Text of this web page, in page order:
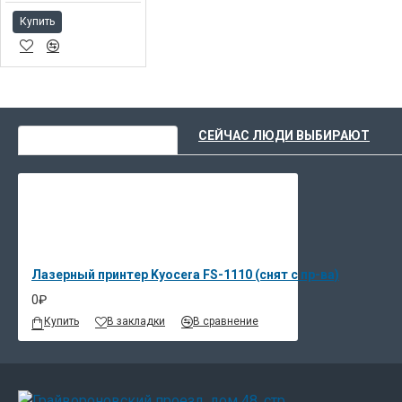
Купить
СЕЙЧАС ЛЮДИ ВЫБИРАЮТ
Лазерный принтер Kyocera FS-1110 (снят с пр-ва)
0₽
Купить В закладки В сравнение